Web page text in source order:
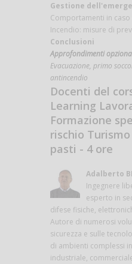
Gestione
Comportamenti in
Incendio: misure di
Conclusioni
Approfondimenti
Evacuazione, primo
antincendio
Docenti del
Learning
Formazione
rischio
pasti - 4 ore
Adalberto
Ingegnere
esperto in
difese fisiche,
Autore di numerosi
sicurezza e sulle
di ambienti complessi
industriale,